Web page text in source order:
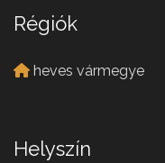
Régiók
heves vármegye
Helyszín